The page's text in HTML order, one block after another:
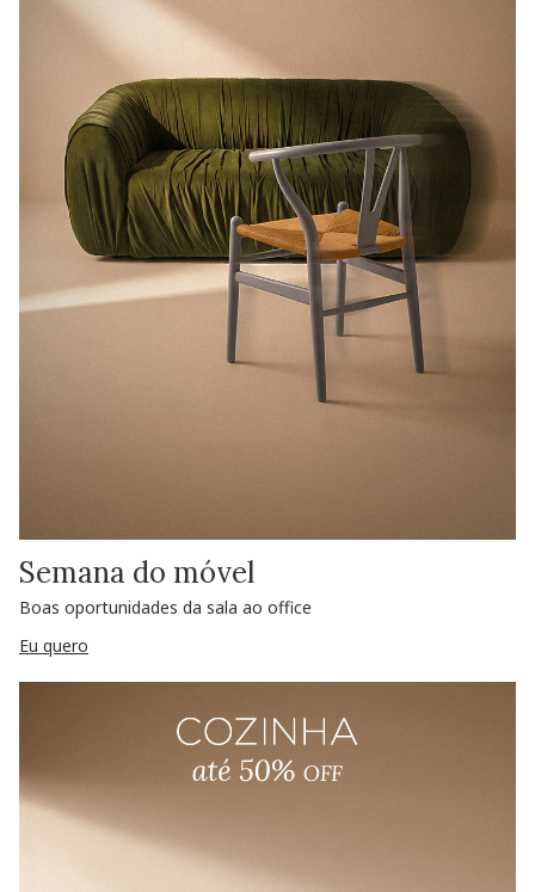
Semana do móvel
Boas oportunidades da sala ao office
Eu quero